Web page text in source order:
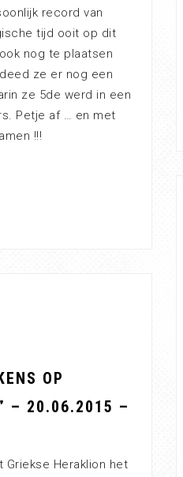
record van
tijd ooit op dit
nog te plaatsen
ze er nog een
ze 5de werd in een
Petje af … en met
!!!
OP
– 20.06.2015 –
Griekse Heraklion het